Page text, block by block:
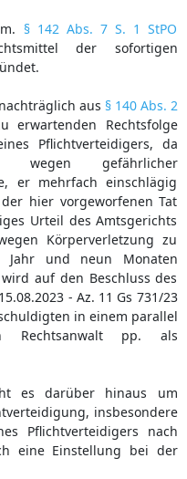
§ 142 Abs. 7 S. 1 StPO
der sofortigen
aus § 140 Abs. 2
erwartenden Rechtsfolge
Pflichtverteidigers, da
wegen gefährlicher
er mehrfach einschlägig
hier vorgeworfenen Tat
Urteil des Amtsgerichts
Körperverletzung zu
Jahr und neun Monaten
auf den Beschluss des
- Az. 11 Gs 731/23
in einem parallel
Rechtsanwalt pp. als
es darüber hinaus um
insbesondere
Pflichtverteidigers nach
eine Einstellung bei der